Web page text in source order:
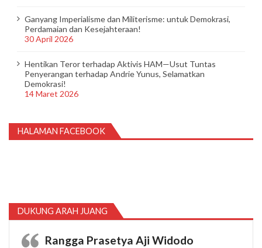
Ganyang Imperialisme dan Militerisme: untuk Demokrasi,
Perdamaian dan Kesejahteraan!
30 April 2026
Hentikan Teror terhadap Aktivis HAM—Usut Tuntas
Penyerangan terhadap Andrie Yunus, Selamatkan
Demokrasi!
14 Maret 2026
HALAMAN FACEBOOK
DUKUNG ARAH JUANG
Rangga Prasetya Aji Widodo